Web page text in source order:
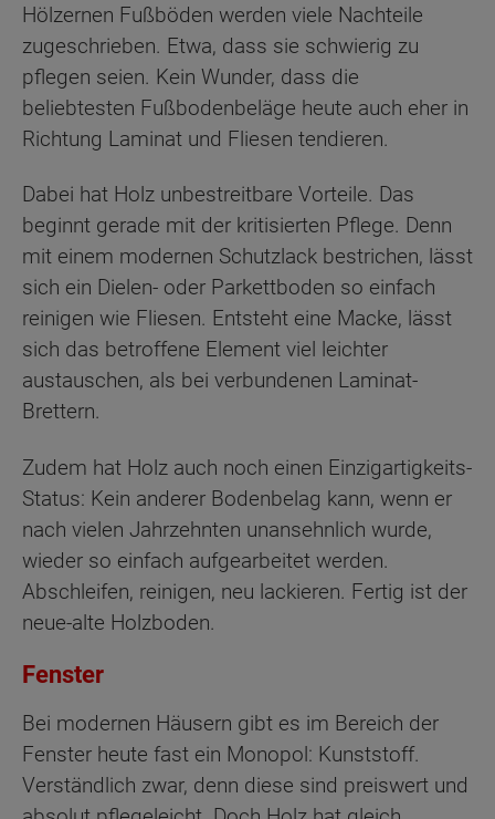
Hölzernen Fußböden werden viele Nachteile
zugeschrieben. Etwa, dass sie schwierig zu
pflegen seien. Kein Wunder, dass die
beliebtesten Fußbodenbeläge heute auch eher in
Richtung Laminat und Fliesen tendieren.
Dabei hat Holz unbestreitbare Vorteile. Das
beginnt gerade mit der kritisierten Pflege. Denn
mit einem modernen Schutzlack bestrichen, lässt
sich ein Dielen- oder Parkettboden so einfach
reinigen wie Fliesen. Entsteht eine Macke, lässt
sich das betroffene Element viel leichter
austauschen, als bei verbundenen Laminat-
Brettern.
Zudem hat Holz auch noch einen Einzigartigkeits-
Status: Kein anderer Bodenbelag kann, wenn er
nach vielen Jahrzehnten unansehnlich wurde,
wieder so einfach aufgearbeitet werden.
Abschleifen, reinigen, neu lackieren. Fertig ist der
neue-alte Holzboden.
Fenster
Bei modernen Häusern gibt es im Bereich der
Fenster heute fast ein Monopol: Kunststoff.
Verständlich zwar, denn diese sind preiswert und